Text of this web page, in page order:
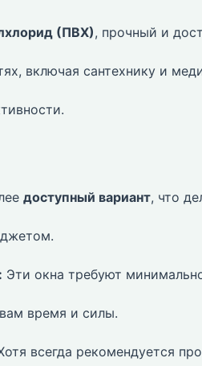
(ПВХ), прочный и
включая сантехнику и
доступный вариант, что
Эти окна требуют
время и силы.
всегда рекомендуется